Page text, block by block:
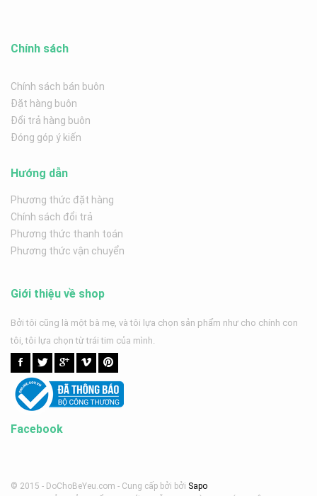
Chính sách
Chính sách bán buôn
Đặt hàng buôn
Đổi trả hàng buôn
Đóng góp ý kiến
Hướng dẫn
Phương thức đặt hàng
Chính sách đổi trả
Phương thức thanh toán
Phương thức vận chuyển
Giới thiệu về shop
Bởi tôi cũng là một bà mẹ, và tôi lựa chọn sản phẩm như cho chính con
tôi, tôi lựa chọn từ trái tim của mình.
Facebook
© 2015 - DoChoBeYeu.com - Cung cấp bởi bởi Sapo